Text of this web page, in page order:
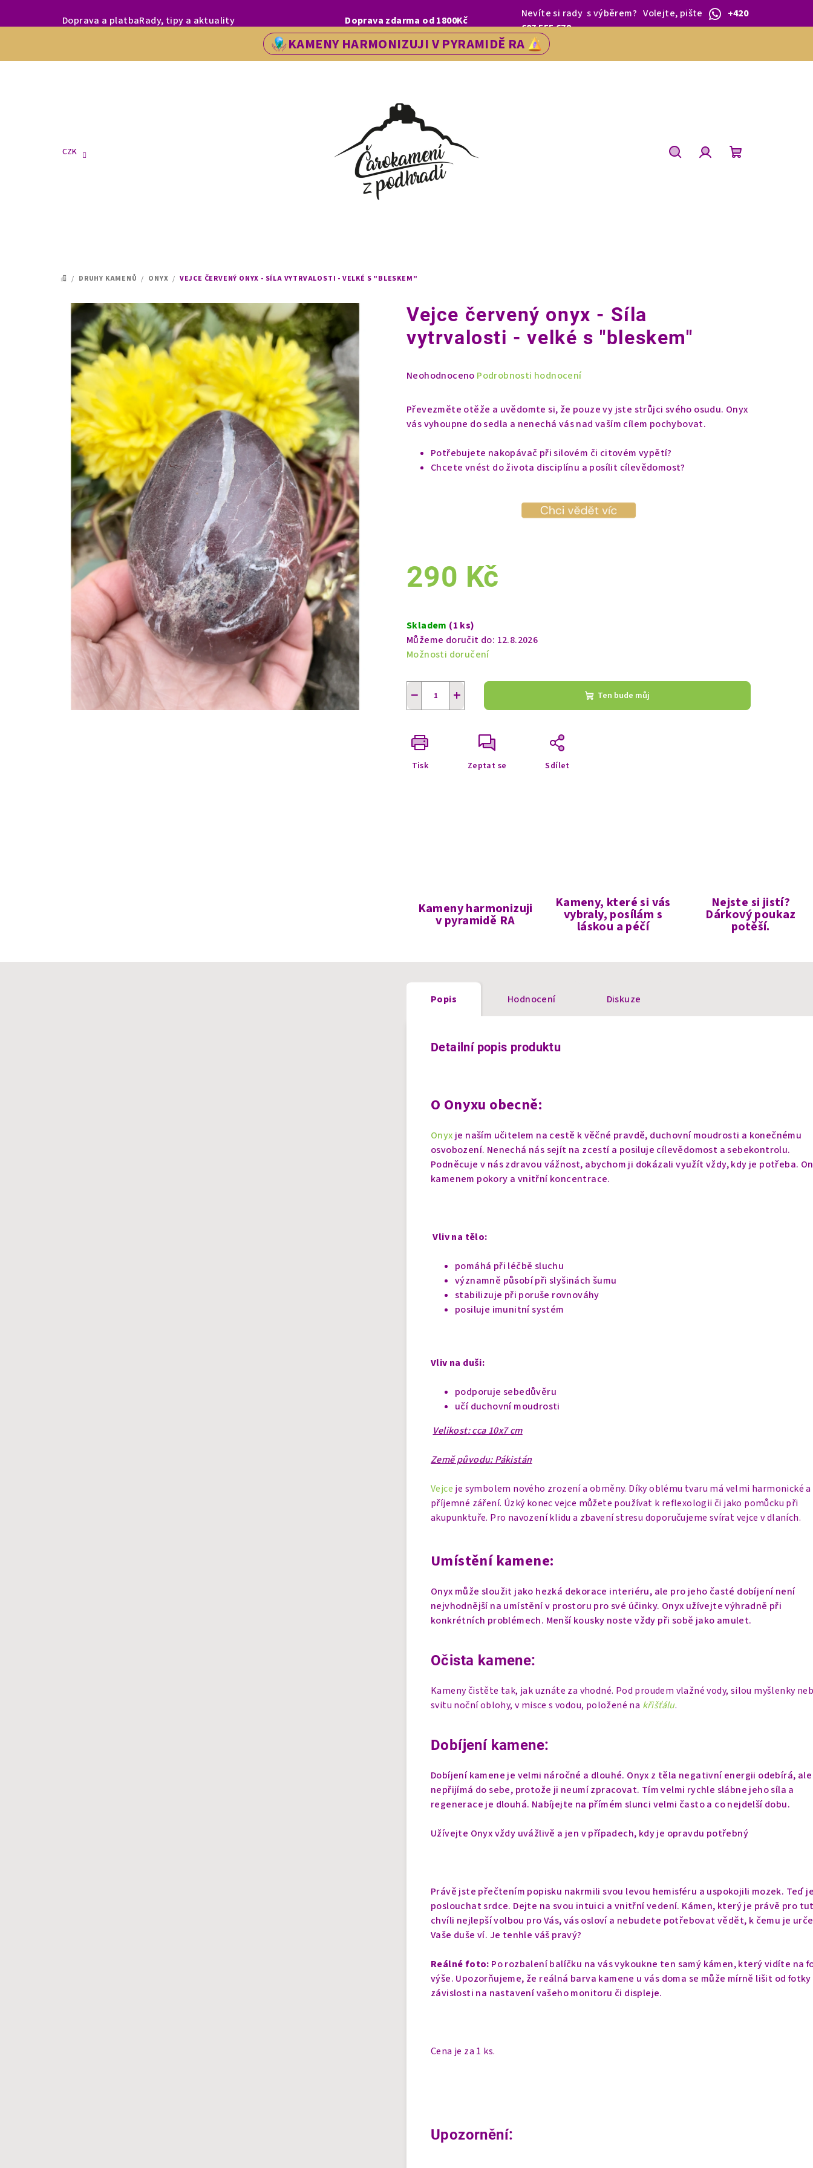
MILÍ ZÁKAZNÍCI, LETOS SE NA VÁS V NAŠÍ PRODEJNĚ V ŘEDHOŠTI BUDEME TĚŠIT OD 1.BŘEZNA.
Doprava a platbaRady, tipy a aktuality Doprava zdarma od 1800Kč
Nevíte si rady s výběrem?Volejte, pište
+420
607 555 679
KAMENY HARMONIZUJI V PYRAMIDĚ RA
CZK
DOMŮ
/ DRUHY KAMENŮ / ONYX / VEJCE ČERVENÝ ONYX - SÍLA VYTRVALOSTI - VELKÉ S "BLESKEM"
Vejce červený onyx - Síla
vytrvalosti - velké s "bleskem"
Průměrné
produktu
je
Neohodnoceno Podrobnosti hodnocení
Převezměte otěže a uvědomte si, že pouze vy jste strůjci svého osudu. Onyx
vás vyhoupne do sedla a nenechá vás nad vaším cílem pochybovat.
Potřebujete nakopávač při silovém či citovém vypětí?
Chcete vnést do života disciplínu a posílit cílevědomost?
290 Kč
cena:
Skladem (1 ks)
Můžeme doručit do: 12.8.2026
Možnosti doručení
+
− Ten bude můj
Tisk Zeptat se Sdílet
Kameny harmonizuji
v pyramidě RA
Kameny, které si vás
vybraly, posílám s
láskou a péčí
Nejste si jistí?
Dárkový poukaz
potěší.
Popis Hodnocení Diskuze
Detailní popis produktu
O Onyxu obecně:
Onyx je naším učitelem na cestě k věčné pravdě, duchovní moudrosti a konečnému
osvobození. Nenechá nás sejít na zcestí a posiluje cílevědomost a sebekontrolu.
Podněcuje v nás zdravou vážnost, abychom ji dokázali využít vždy, kdy je potřeba.
kamenem pokory a vnitřní koncentrace.
Vliv na tělo:
pomáhá při léčbě sluchu
významně působí při slyšinách šumu
stabilizuje při poruše rovnováhy
posiluje imunitní systém
Vliv na duši:
podporuje sebedůvěru
učí duchovní moudrosti
Velikost: cca 10x7 cm
Země původu: Pákistán
Vejce je symbolem nového zrození a obměny. Díky oblému tvaru má velmi harmonické a
příjemné záření. Úzký konec vejce můžete používat k reflexologii či jako pomůcku při
akupunktuře. Pro navození klidu a zbavení stresu doporučujeme svírat vejce v dlaních.
Umístění kamene:
Onyx může sloužit jako hezká dekorace interiéru, ale pro jeho časté dobíjení není
nejvhodnější na umístění v prostoru pro své účinky. Onyx užívejte výhradně při
konkrétních problémech. Menší kousky noste vždy při sobě jako amulet.
Očista kamene:
Kameny čistěte tak, jak uznáte za vhodné. Pod proudem vlažné vody, silou myšlenky
svitu noční oblohy, v misce s vodou, položené na křišťálu.
Dobíjení kamene:
Dobíjení kamene je velmi náročné a dlouhé. Onyx z těla negativní energii odebírá, ale
nepřijímá do sebe, protože ji neumí zpracovat. Tím velmi rychle slábne jeho síla a
regenerace je dlouhá. Nabíjejte na přímém slunci velmi často a co nejdelší dobu.
Užívejte Onyx vždy uvážlivě a jen v případech, kdy je opravdu potřebný
Právě jste přečtením popisku nakrmili svou levou hemisféru a uspokojili mozek. Teď
poslouchat srdce. Dejte na svou intuici a vnitřní vedení. Kámen, který je právě pro
chvíli nejlepší volbou pro Vás, vás osloví a nebudete potřebovat vědět, k čemu je
Vaše duše ví. Je tenhle váš pravý?
Reálné foto: Po rozbalení balíčku na vás vykoukne ten samý kámen, který vidíte na
výše. Upozorňujeme, že reálná barva kamene u vás doma se může mírně lišit od fotky
závislosti na nastavení vašeho monitoru či displeje.
Cena je za 1 ks.
Upozornění: